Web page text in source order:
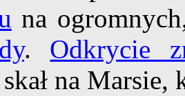
na
. Odkrycie
na Marsie,